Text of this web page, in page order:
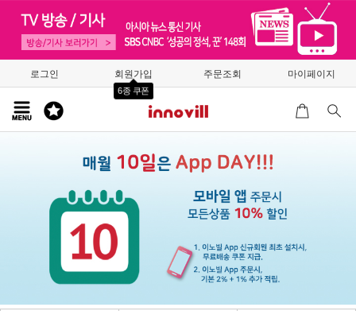
로그인 회원가입
6종 쿠폰
주문조회 마이페이지